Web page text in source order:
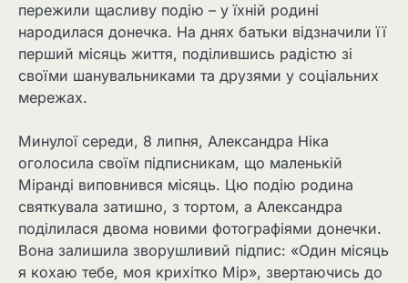
пережили щасливу подію – у їхній родині
народилася донечка. На днях батьки відзначили її
перший місяць життя, поділившись радістю зі
своїми шанувальниками та друзями у соціальних
мережах.
Минулої середи, 8 липня, Александра Ніка
оголосила своїм підписникам, що маленькій
Міранді виповнився місяць. Цю подію родина
святкувала затишно, з тортом, а Александра
поділилася двома новими фотографіями донечки.
Вона залишила зворушливий підпис: «Один місяць
я кохаю тебе, моя крихітко Мір», звертаючись до